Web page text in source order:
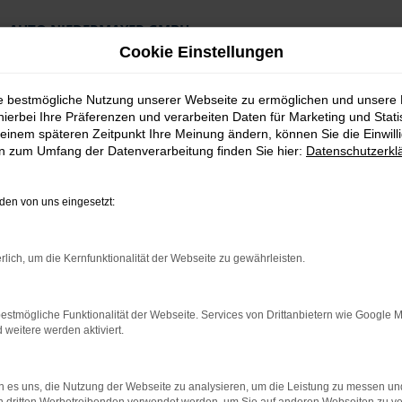
AUTO NIEDERMAYER GMBH
Preiswerte Angebote
Jahreswagen wartet
für Fürth vereint eher das Beste aus der Welt der
Die Folge ist, dass nahezu jeder Škoda Octavia
Cookie Einstellungen
bestmögliche Nutzung unserer Webseite zu ermöglichen und unsere
Ihre Präferenzen und verarbeiten Daten für Marketing und
späteren Zeitpunkt Ihre Meinung ändern, können Sie die
zum Umfang der Datenverarbeitung finden Sie hier:
von uns eingesetzt:
um die Kernfunktionalität der Webseite zu gewährleisten.
Funktionalität der Webseite. Services von Drittanbietern wie Google
weitere werden aktiviert.
es uns, die Nutzung der Webseite zu analysieren, um die Leistung zu messen